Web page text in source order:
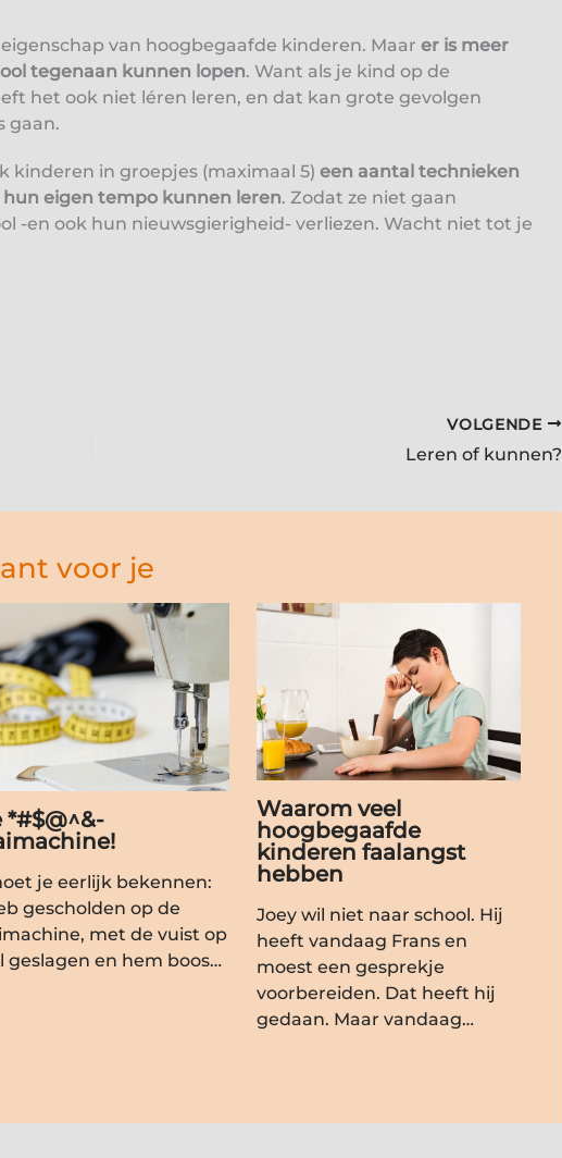
van hoogbegaafde kinderen. Maar er is meer
tegenaan kunnen lopen. Want als je kind op de
het ook niet léren leren, en dat kan grote gevolgen
gaan.
kinderen in groepjes (maximaal 5) een aantal technieken
eigen tempo kunnen leren. Zodat ze niet gaan
-en ook hun nieuwsgierigheid- verliezen. Wacht niet tot je
VOLGENDE
Leren of kunnen?
voor je
*#$@^&-
je eerlijk bekennen:
gescholden op de
met de vuist op
geslagen en hem boos…
Waarom veel
hoogbegaafde
kinderen faalangst
hebben
Joey wil niet naar school. Hij
heeft vandaag Frans en
moest een gesprekje
voorbereiden. Dat heeft hij
gedaan. Maar vandaag…